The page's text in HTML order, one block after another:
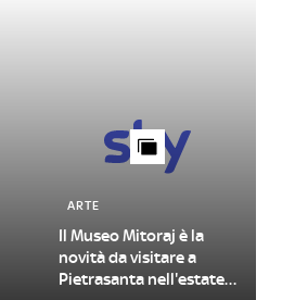
ARTE
Il Museo Mitoraj è la
novità da visitare a
Pietrasanta nell'estate